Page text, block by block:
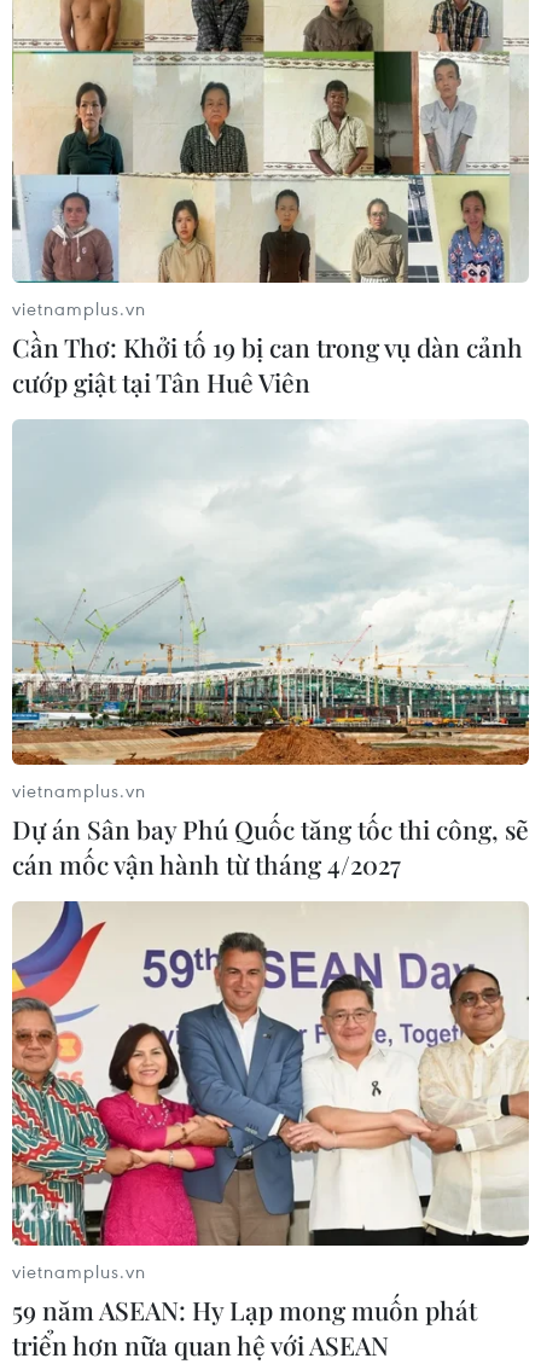
vietnamplus.vn
Cần Thơ: Khởi tố 19 bị can trong vụ dàn cảnh
cướp giật tại Tân Huê Viên
vietnamplus.vn
Dự án Sân bay Phú Quốc tăng tốc thi công, sẽ
cán mốc vận hành từ tháng 4/2027
vietnamplus.vn
59 năm ASEAN: Hy Lạp mong muốn phát
triển hơn nữa quan hệ với ASEAN